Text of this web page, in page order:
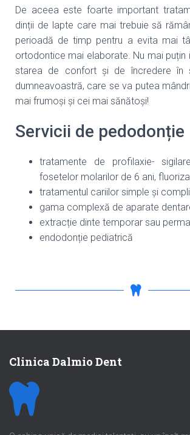
De aceea este foarte important
dinții de lapte care mai trebuie să
perioadă de timp pentru a evita mai
ortodontice mai elaborate. Nu mai puțin
starea de confort și de încredere în
dumneavoastră, care se va putea
mai frumoși și cei mai sănătoși!
Servicii de pedodonție
tratamente de profilaxie-
fosetelor molarilor de 6 ani,
tratamentul cariilor simple și
gama complexă de aparate
extracție dinte temporar sau
endodonție pediatrică
Clinica Dalmio Dent